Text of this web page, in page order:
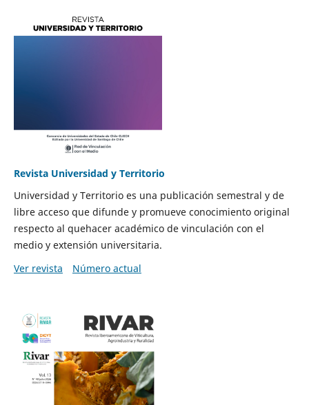
Revista Universidad y Territorio
Universidad y Territorio es una publicación semestral y de
libre acceso que difunde y promueve conocimiento original
respecto al quehacer académico de vinculación con el
medio y extensión universitaria.
Ver revista
Número actual